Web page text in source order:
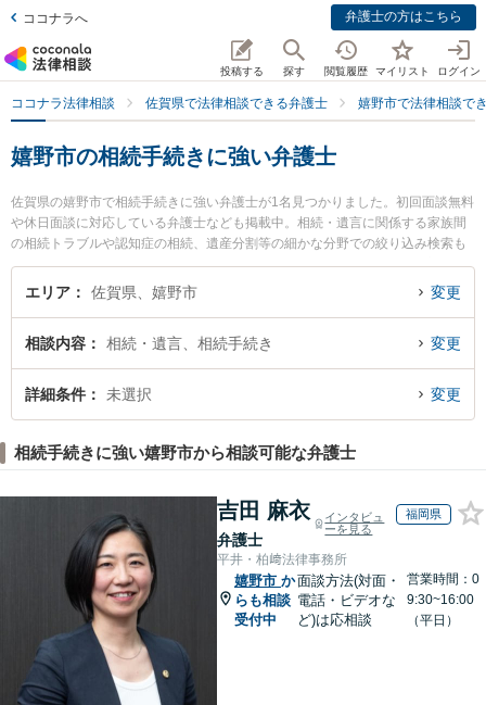
ココナラへ 弁護士の方はこちら
投稿する 探す 閲覧履歴 マイリスト ログイン
ココナラ法律相談 佐賀県で法律相談できる弁護士 嬉野市で法律相談で
嬉野市の相続手続きに強い弁護士
佐賀県の嬉野市で相続手続きに強い弁護士が1名見つかりました。初回面談無料
や休日面談に対応している弁護士なども掲載中。相続・遺言に関係する家族間
の相続トラブルや認知症の相続、遺産分割等の細かな分野での絞り込み検索も
でき便利です。特にひぜん嬉野・芯鋭法律事務所の藤藪 貴治弁護士のプロフィ
ール情報や弁護士費用、強みなどが注目されています。『嬉野市で土日や夜間
に発生した相続手続きのトラブルを今すぐに弁護士に相談したい』『相続手続
相続手続きを法律相談できる嬉野市内の弁護士に相談予約したい』などでお困
りの相談者さんにおすすめです。
エリア 佐賀県、嬉野市 変更
相談内容 相続・遺言、相続手続き 変更
詳細条件 未選択 変更
相続手続きに強い嬉野市から相談可能な弁護士
吉田 麻衣
弁護士
インタビュ
ーを見る
福岡県
平井・柏﨑法律事務所
嬉野市 か
らも相談
受付中
面談方法(対面・
電話・ビデオな
ど)は応相談
営業時間：0
9:30~16:00
（平日）